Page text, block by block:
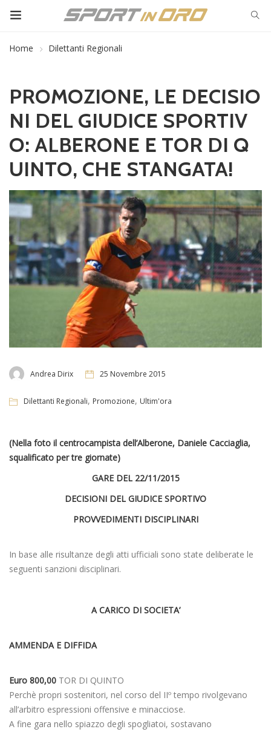
Home Dilettanti Regionali
PROMOZIONE, LE DECISIO
NI DEL GIUDICE SPORTIV
O: ALBERONE E TOR DI Q
UINTO, CHE STANGATA!
Andrea Dirix 25 Novembre 2015
Dilettanti Regionali, Promozione, Ultim'ora
(Nella foto il centrocampista dell’Alberone, Daniele Cacciaglia,
squalificato per tre giornate)
GARE DEL 22/11/2015
DECISIONI DEL GIUDICE SPORTIVO
PROVVEDIMENTI DISCIPLINARI
In base alle risultanze degli atti ufficiali sono state deliberate le
seguenti sanzioni disciplinari.
A CARICO DI SOCIETA’
AMMENDA E DIFFIDA
Euro 800,00 TOR DI QUINTO
Perchè propri sostenitori, nel corso del IIº tempo rivolgevano
all’arbitro espressioni offensive e minacciose.
A fine gara nello spiazzo degli spogliatoi, sostavano